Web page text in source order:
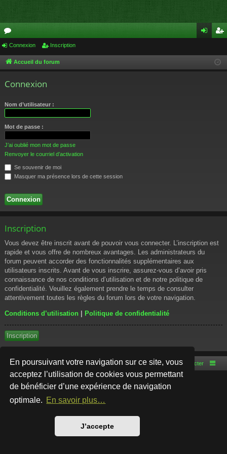
En poursuivant votre navigation sur ce site, vous
acceptez l’utilisation de cookies vous permettant
de bénéficier d’une expérience de navigation
optimale. En savoir plus…
J’accepte
or
u cri
Connexion Inscription
Accueil du forum
Connexion
Nom d’utilisateur :
Mot de passe :
J’ai oublié mon mot de passe
Renvoyer le courriel d’activation
Se souvenir de moi
Masquer ma présence lors de cette session
Inscription
Vous devez être inscrit avant de pouvoir vous connecter. L’inscription est
rapide et vous offre de nombreux avantages. Les administrateurs du
forum peuvent accorder des fonctionnalités supplémentaires aux
utilisateurs inscrits. Avant de vous inscrire, assurez-vous d’avoir pris
connaissance de nos conditions d’utilisation et de notre politique de
confidentialité. Veuillez également prendre le temps de consulter
attentivement toutes les règles du forum lors de votre navigation.
Conditions d’utilisation | Politique de confidentialité
Inscription
Accueil du forum Nous contacter
Développé parphpBB® Forum Software © phpBB Limited
Style par
Traduction française officielle